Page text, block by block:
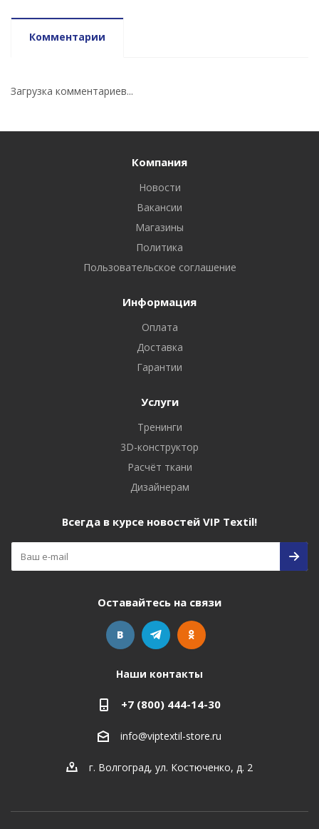
Комментарии
Загрузка комментариев...
Компания
Новости
Вакансии
Магазины
Политика
Пользовательское соглашение
Информация
Оплата
Доставка
Гарантии
Услуги
Тренинги
3D-конструктор
Расчёт ткани
Дизайнерам
Всегда в курсе новостей VIP Textil!
Оставайтесь на связи
Наши контакты
+7 (800) 444-14-30
info@viptextil-store.ru
г. Волгоград, ул. Костюченко, д. 2